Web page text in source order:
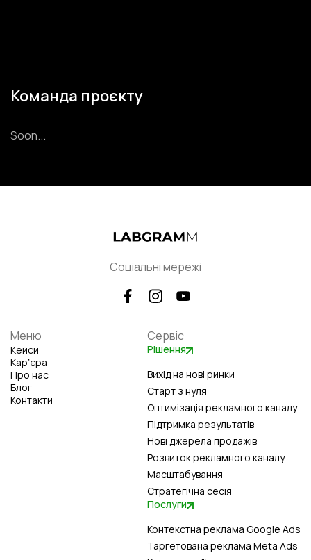
Команда проєкту
Soon...
Меню
Кейси
Карʼєра
Про нас
Блог
Контакти
Сервіс
Рішення
Вихід на нові ринки
Старт з нуля
Оптимізація рекламного каналу
Підтримка результатів
Нові джерела продажів
Розвиток рекламного каналу
Масштабування
Стратегічна сесія
Послуги
Контекстна реклама Google Ads
Таргетована реклама Meta Ads
Соціальні мережі